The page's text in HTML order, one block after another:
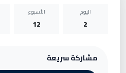
اليوم
2
الأسبوع
12
مشاركة سريعة